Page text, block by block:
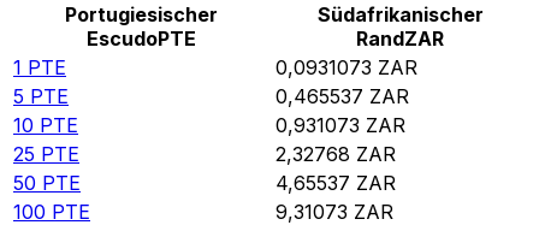
Portugiesischer
EscudoPTE
Südafrikanischer
RandZAR
1 PTE 0,0931073 ZAR
5 PTE 0,465537 ZAR
10 PTE 0,931073 ZAR
25 PTE 2,32768 ZAR
50 PTE 4,65537 ZAR
100 PTE 9,31073 ZAR